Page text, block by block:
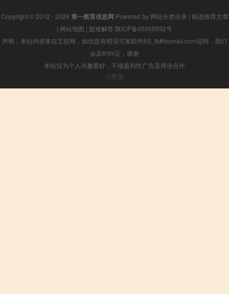
Copyright © 2012 - 2026 第一教育信息网 Powered by 网站分类目录 | 精选推荐文章
| 网站地图 | 疑难解答 陕ICP备05055592号
声明：本站内容来自互联网，如信息有错误可发邮件到f_fb#foxmail.com说明，我们
会及时纠正，谢谢
本站仅为个人兴趣爱好，不接盈利性广告及商业合作
小男孩